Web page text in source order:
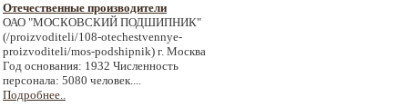
Отечественные производители
ОАО "МОСКОВСКИЙ ПОДШИПНИК"
(/proizvoditeli/108-otechestvennye-
proizvoditeli/mos-podshipnik) г. Москва
Год основания: 1932 Численность
персонала: 5080 человек....
Подробнее..